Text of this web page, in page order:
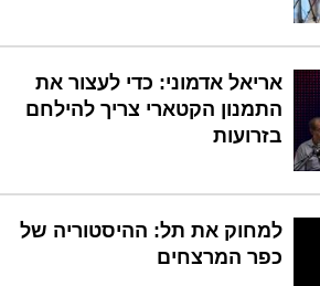
אריאל אדמוני: כדי לעצור את
התמנון הקטארי צריך להילחם
בזרועות
למחוק את תל: ההיסטוריה של
כפר המרצחים